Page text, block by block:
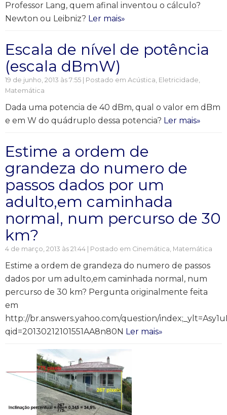
Professor Lang, quem afinal inventou o cálculo?
Newton ou Leibniz? Ler mais»
Escala de nível de potência
(escala dBmW)
19 de junho, 2013 às 7:55 | Postado em Acústica, Eletricidade,
Matemática
Dada uma potencia de 40 dBm, qual o valor em dBm
e em W do quádruplo dessa potencia? Ler mais»
Estime a ordem de
grandeza do numero de
passos dados por um
adulto,em caminhada
normal, num percurso de 30
km?
4 de março, 2013 às 21:44 | Postado em Cinemática, Matemática
Estime a ordem de grandeza do numero de passos
dados por um adulto,em caminhada normal, num
percurso de 30 km? Pergunta originalmente feita
em
http://br.answers.yahoo.com/question/
qid=20130212101551AA8n80N Ler mais»